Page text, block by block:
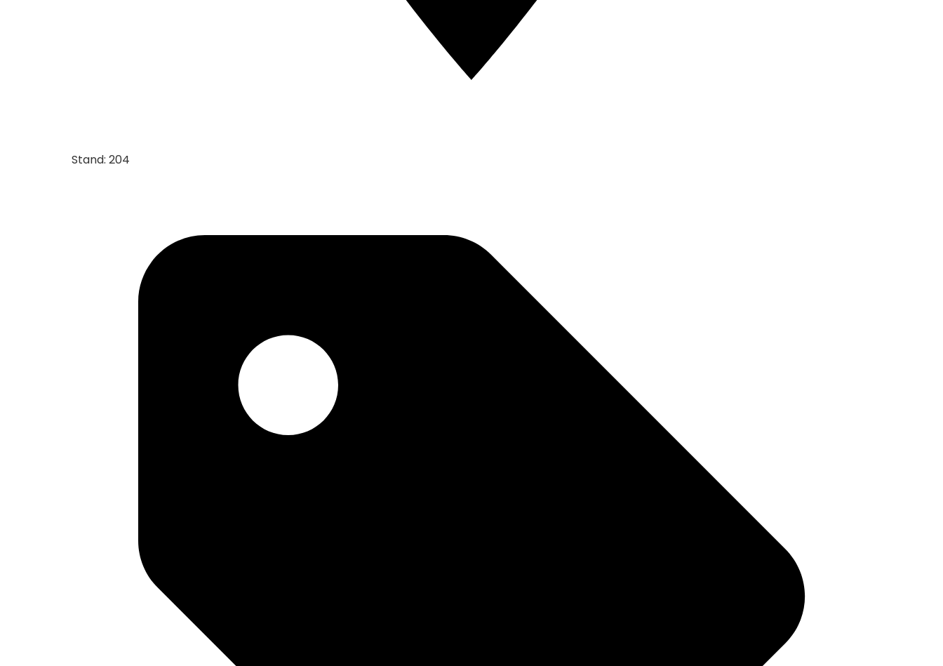
Stand: 204